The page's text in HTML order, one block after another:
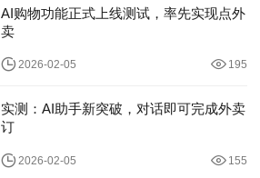
AI购物功能正式上线测试，率先实现点外
卖
2026-02-05 195
实测：AI助手新突破，对话即可完成外卖
订
2026-02-05 155